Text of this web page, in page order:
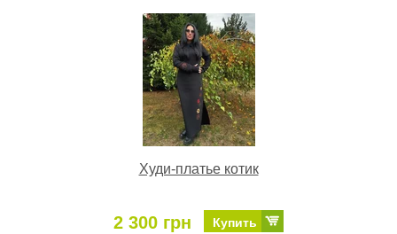
Худи-платье котик
2 300 грн Купить